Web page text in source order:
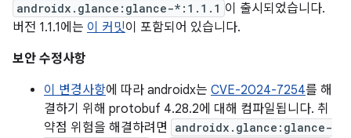
androidx.glance:glance-*:1.1.1 이 출시되었습니다.
버전 1.1.1에는 이 커밋이 포함되어 있습니다.
보안 수정사항
이 변경사항에 따라 androidx는 CVE-2024-7254를 해
결하기 위해 protobuf 4.28.2에 대해 컴파일됩니다. 취
약점 위험을 해결하려면
androidx.glance:glance-